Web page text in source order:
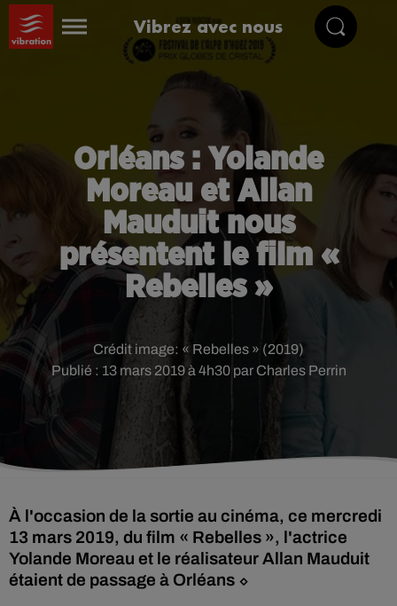
Vibrez avec nous
Orléans : Yolande
Moreau et Allan
Mauduit nous
présentent le film «
Rebelles »
Publié : 13 mars 2019 à 4h30 par Charles Perrin
Crédit image: « Rebelles » (2019)
À l'occasion de la sortie au cinéma, ce mercredi
13 mars 2019, du film « Rebelles », l'actrice
Yolande Moreau et le réalisateur Allan Mauduit
étaient de passage à Orléans ⬦